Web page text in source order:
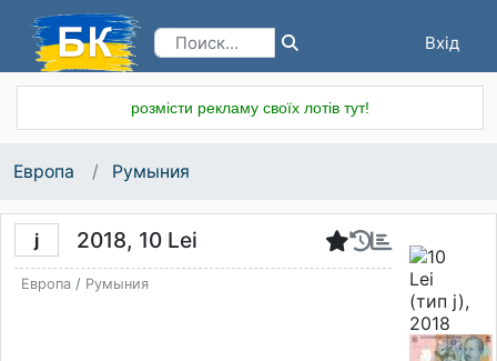
Вхід
розмісти рекламу своїх лотів тут!
Европа Румыния
j 2018, 10 Lei
Европа/ Румыния